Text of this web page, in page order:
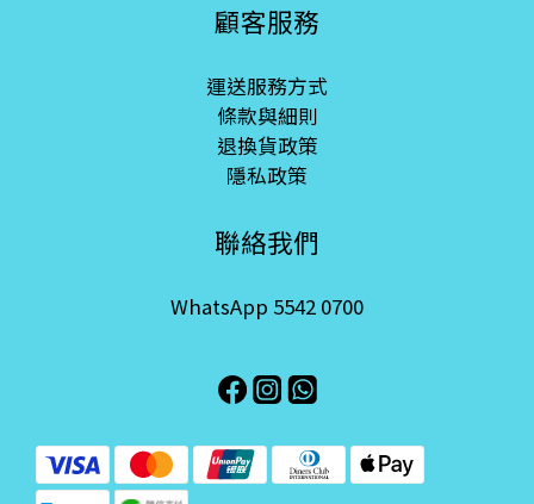
顧客服務
運送服務方式
條款與細則
退換貨政策
隱私政策
聯絡我們
WhatsApp 5542 0700